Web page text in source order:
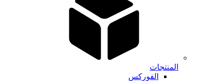
المنتجات
الفوركس